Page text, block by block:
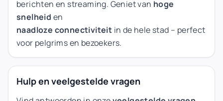
berichten en streaming. Geniet van hoge
snelheid en
naadloze connectiviteit in de hele stad – perfect
voor pelgrims en bezoekers.
Hulp en veelgestelde vragen